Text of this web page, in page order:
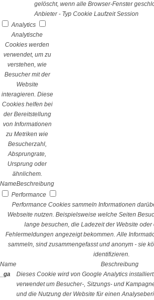
gelöscht, wenn alle Browser-Fenster
Anbieter - Typ Cookie Laufzeit Session
Analytics
Analytische
Cookies werden
verwendet, um zu
verstehen, wie
Besucher mit der
Website
interagieren. Diese
Cookies helfen bei
der Bereitstellung
von Informationen
zu Metriken wie
Besucherzahl,
Absprungrate,
Ursprung oder
ähnlichem.
NameBeschreibung
Performance
Performance Cookies sammeln Informationen
Webseite nutzen. Beispielsweise welche Seiten
lange besuchen, die Ladezeit der Website oder
Fehlermeldungen angezeigt bekommen. Alle
sammeln, sind zusammengefasst und anonym - sie
identifizieren.
Name
Beschreibung
_ga
Dieses Cookie wird von Google Analytics
verwendet um Besucher-, Sitzungs- und
und die Nutzung der Website für einen